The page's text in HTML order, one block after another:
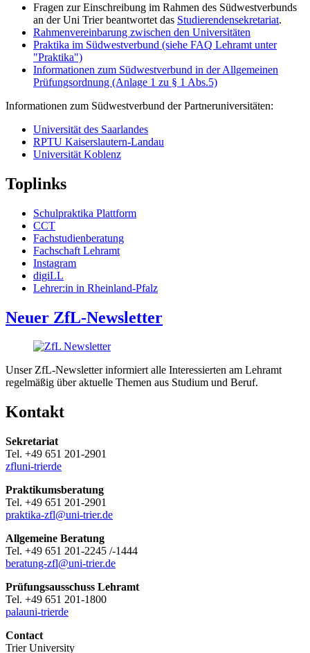
Fragen zur Einschreibung im Rahmen des Südwestverbunds
an der Uni Trier beantwortet das Studierendensekretariat.
Rahmenvereinbarung zwischen den Universitäten
Praktika im Südwestverbund (siehe FAQ Lehramt unter
"Praktika")
Informationen zum Südwestverbund in der Allgemeinen
Prüfungsordnung (Anlage 1 zu § 1 Abs.5)
Informationen zum Südwestverbund der Partneruniversitäten:
Universität des Saarlandes
RPTU Kaiserslautern-Landau
Universität Koblenz
Toplinks
Schulpraktika Plattform
CCT
Fachstudienberatung
Fachschaft Lehramt
Instagram
digiLL
Lehrer:in in Rheinland-Pfalz
Neuer ZfL-Newsletter
Unser ZfL-Newsletter informiert alle Interessierten am Lehramt
regelmäßig über aktuelle Themen aus Studium und Beruf.
Kontakt
Sekretariat
Tel. +49 651 201-2901
zfluni-trierde
Praktikumsberatung
Tel. +49 651 201-2901
praktika-zfl@uni-trier.de
Allgemeine Beratung
Tel. +49 651 201-2245 /-1444
beratung-zfl@uni-trier.de
Prüfungsausschuss Lehramt
Tel. +49 651 201-1800
palauni-trierde
Contact
Trier University